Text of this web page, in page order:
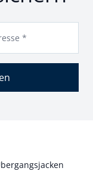
*